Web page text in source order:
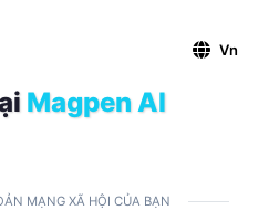
Vn
Magpen AI
MẠNG XÃ HỘI CỦA BẠN